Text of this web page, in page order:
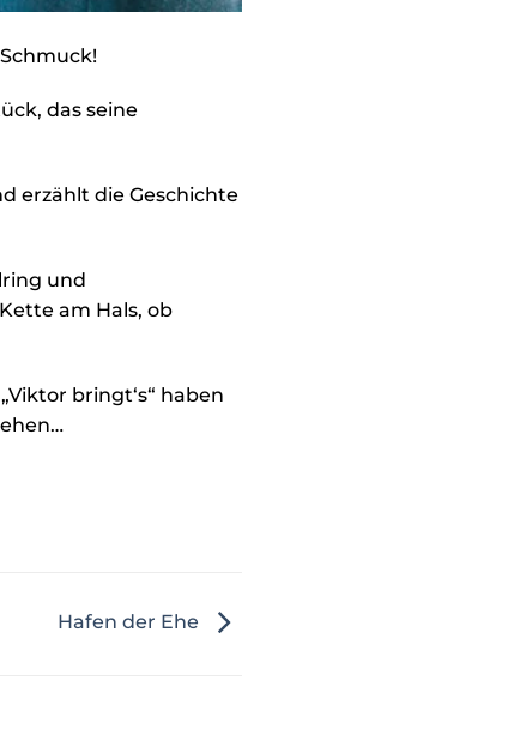
das seine
erzählt die Geschichte
und
am Hals, ob
bringt‘s“ haben
Hafen der Ehe